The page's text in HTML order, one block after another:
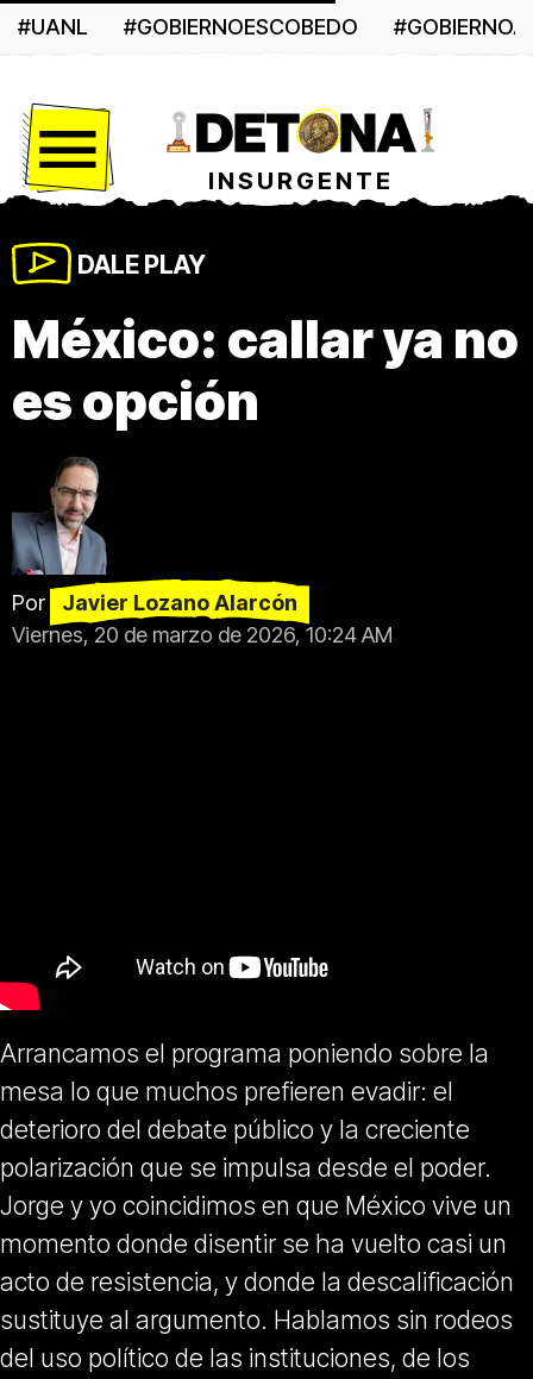
#UANL #GOBIERNOESCOBEDO
INSURGENTE
DALE PLAY
México: callar ya no
es opción
Por
Javier Lozano Alarcón
Viernes, 20 de marzo de 2026, 10:24 AM
Arrancamos el programa poniendo sobre la
mesa lo que muchos prefieren evadir: el
deterioro del debate público y la creciente
polarización que se impulsa desde el poder.
Jorge y yo coincidimos en que México vive un
momento donde disentir se ha vuelto casi un
acto de resistencia, y donde la descalificación
sustituye al argumento. Hablamos sin rodeos
del uso político de las instituciones, de los